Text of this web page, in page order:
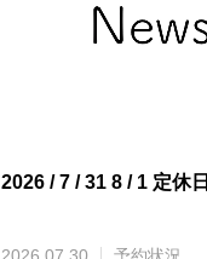
2026 / 7 / 31 8 / 1 定休日
2026.07.30 予約状況